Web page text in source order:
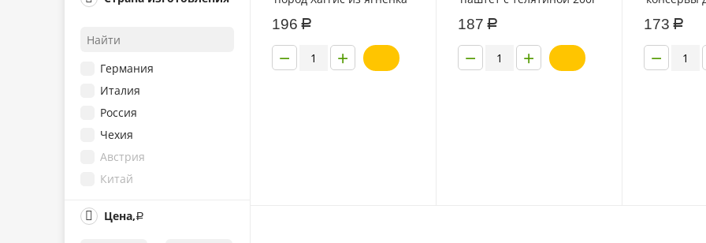
850 г
970 г
500 г
Германия
Италия
Россия
Чехия
Австрия
Китай
Цена, Р
196 Р
+
−
187 Р
+
−
173 Р
−